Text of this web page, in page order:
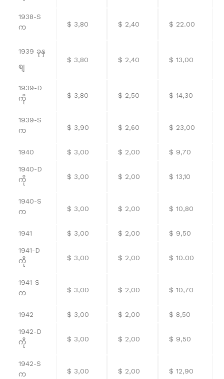
1938-S
က
$ 3,80 $ 2,40 $ 22.00
1939 ခုနှ
စျ
$ 3,80 $ 2,40 $ 13,00
1939-D
ကို
$ 3,80 $ 2,50 $ 14,30
1939-S
က
$ 3,90 $ 2,60 $ 23,00
1940 $ 3,00 $ 2,00 $ 9,70
1940-D
ကို
$ 3,00 $ 2,00 $ 13,10
1940-S
က
$ 3,00 $ 2,00 $ 10,80
1941 $ 3,00 $ 2,00 $ 9,50
1941-D
ကို
$ 3,00 $ 2,00 $ 10.00
1941-S
က
$ 3,00 $ 2,00 $ 10,70
1942 $ 3,00 $ 2,00 $ 8,50
1942-D
ကို
$ 3,00 $ 2,00 $ 9,50
1942-S
က
$ 3,00 $ 2,00 $ 12,90